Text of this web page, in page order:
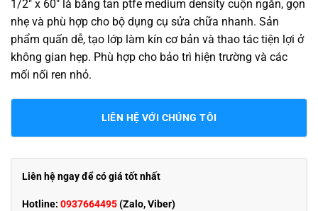
1/2″ x 60″ là băng tan ptfe medium density cuộn ngắn, gọn
nhẹ và phù hợp cho bộ dụng cụ sửa chữa nhanh. Sản
phẩm quấn dễ, tạo lớp làm kín cơ bản và thao tác tiện lợi ở
không gian hẹp. Phù hợp cho bảo trì hiện trường và các
mối nối ren nhỏ.
LIÊN HỆ VỚI CHÚNG TÔI
Liên hệ ngay để có giá tốt nhất
Hotline: 0937664495(Zalo, Viber)